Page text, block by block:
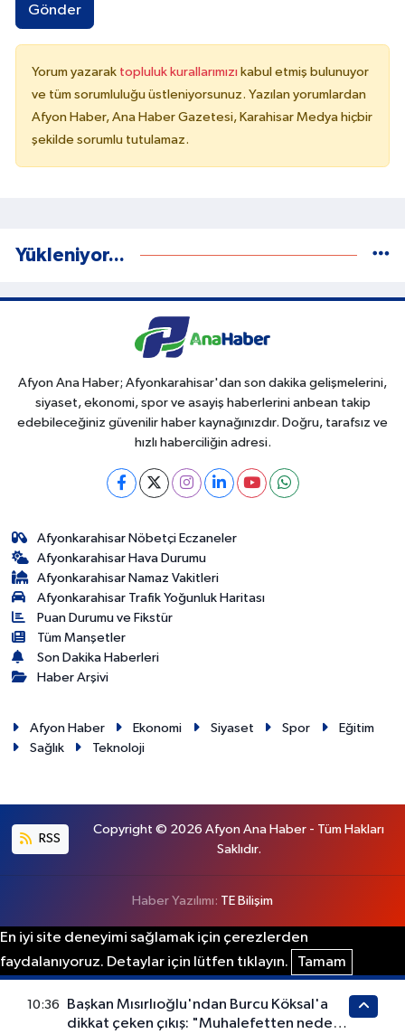
Gönder
Yorum yazarak topluluk kurallarımızı kabul etmiş bulunuyor
ve tüm sorumluluğu üstleniyorsunuz. Yazılan yorumlardan
Afyon Haber, Ana Haber Gazetesi, Karahisar Medya hiçbir
şekilde sorumlu tutulamaz.
Yükleniyor...
Afyon Ana Haber; Afyonkarahisar'dan son dakika gelişmelerini,
siyaset, ekonomi, spor ve asayiş haberlerini anbean takip
edebileceğiniz güvenilir haber kaynağınızdır. Doğru, tarafsız ve
hızlı haberciliğin adresi.
Afyonkarahisar Nöbetçi Eczaneler
Afyonkarahisar Hava Durumu
Afyonkarahisar Namaz Vakitleri
Afyonkarahisar Trafik Yoğunluk Haritası
Puan Durumu ve Fikstür
Tüm Manşetler
Son Dakika Haberleri
Haber Arşivi
Afyon Haber Ekonomi Siyaset Spor
Eğitim
Sağlık
Teknoloji
RSS
Copyright © 2026 Afyon Ana Haber - Tüm Hakları
Saklıdır.
Haber Yazılımı: TE Bilişim
En iyi site deneyimi sağlamak için çerezlerden
faydalanıyoruz. Detaylar için lütfen tıklayın.
Tamam
10:36
Başkan Mısırlıoğlu'ndan Burcu Köksal'a
dikkat çeken çıkış: "Muhalefetten neden